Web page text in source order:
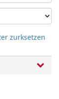
zurksetzen